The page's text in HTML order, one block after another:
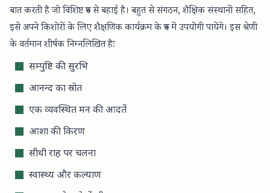
बात करती है जो विशिष्ट रुप से बहाई है। बहुत से संगठन, शैक्षिक संस्थानों सहित,
इसे अपने किशोरों के लिए शैक्षणिक कार्यक्रम के रुप में उपयोगी पायेंगे। इस श्रेणी
के वर्तमान शीर्षक निम्नलिखित हैः
सम्पुष्टि की सुरभि
आनन्द का स्रोत
एक व्यवस्थित मन की आदतें
आशा की किरण
सीधी राह पर चलना
स्वास्थ्य और कल्याण